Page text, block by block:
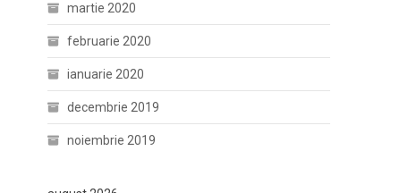
martie 2020
februarie 2020
ianuarie 2020
decembrie 2019
noiembrie 2019